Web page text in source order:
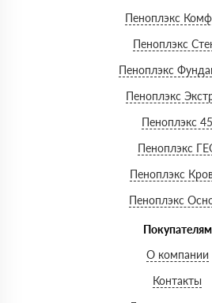
Пеноплэкс
Пеноплэкс
Пеноплэкс
Пеноплэкс
Пеноплэкс 45
Пеноплэкс
Пеноплэкс
Пеноплэкс
Покупателям
О компании
Контакты